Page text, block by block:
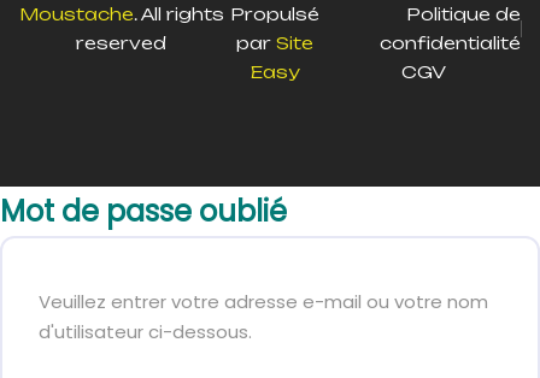
Moustache. All rights
reserved
Propulsé
parSite
Easy
Politique de
confidentialité
CGV
Mot de passe oublié
Veuillez entrer votre adresse e-mail ou votre nom
d'utilisateur ci-dessous.